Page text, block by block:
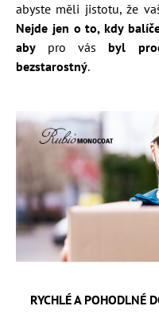
abyste měli jistotu, že
Nejde jen o to, kdy
aby pro vásbyl
bezstarostný.
RYCHLÉ A POHODLNÉ